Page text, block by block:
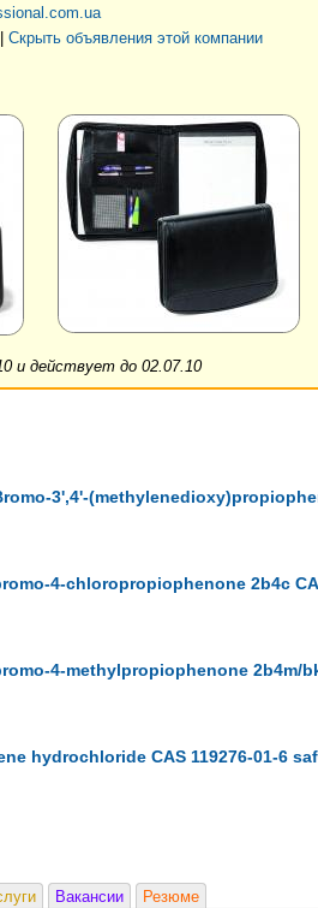
Скрыть объявления этой компании
и действует до 02.07.10
3',4'-
4-chloropropiophenone 2b4c
4-methylpropiophenone 2b4m/
hydrochloride CAS 119276-01-6
Вакансии Резюме